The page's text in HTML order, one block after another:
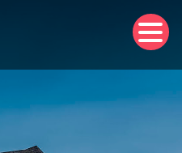
principal